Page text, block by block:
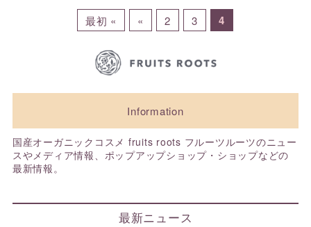
最初 « « 2 3 4
Information
国産オーガニックコスメ fruits roots フルーツルーツのニュー
スやメディア情報、ポップアップショップ・ショップなどの
最新情報。
最新ニュース